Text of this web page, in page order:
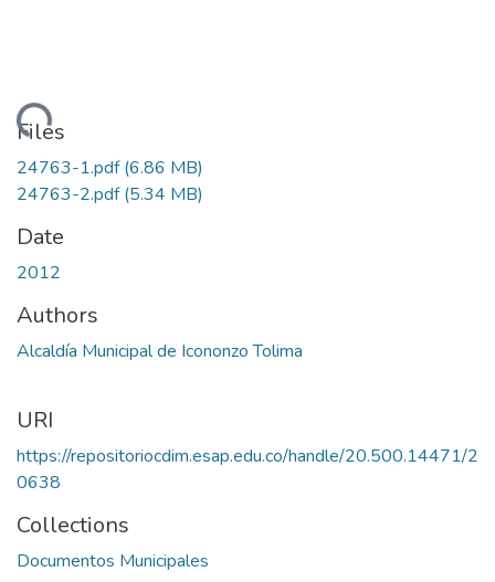
Files
24763-1.pdf(6.86 MB)
24763-2.pdf(5.34 MB)
Date
2012
Authors
Alcaldía Municipal de Icononzo Tolima
URI
https://repositoriocdim.esap.edu.co/handle/20.500.14471/2
0638
Collections
Documentos Municipales